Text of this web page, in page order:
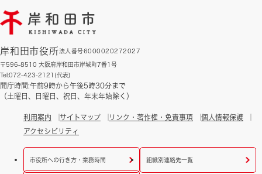
岸和田市役所法人番号6000020272027
〒596-8510 大阪府岸和田市岸城町7番1号
Tel:072-423-2121(代表)
開庁時間:午前9時から午後5時30分まで
（土曜日、日曜日、祝日、年末年始除く）
利用案内 サイトマップ リンク・著作権・免責事項
個人情報保護
アクセシビリティ
市役所への行き方・業務時間 組織別連絡先一覧